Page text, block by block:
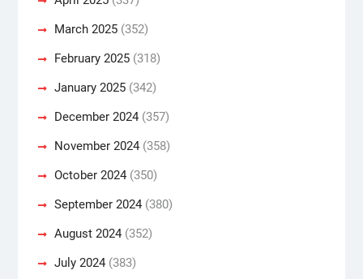
March 2025(352)
February 2025(318)
January 2025(342)
December 2024(357)
November 2024(358)
October 2024(350)
September 2024(380)
August 2024(352)
July 2024(383)